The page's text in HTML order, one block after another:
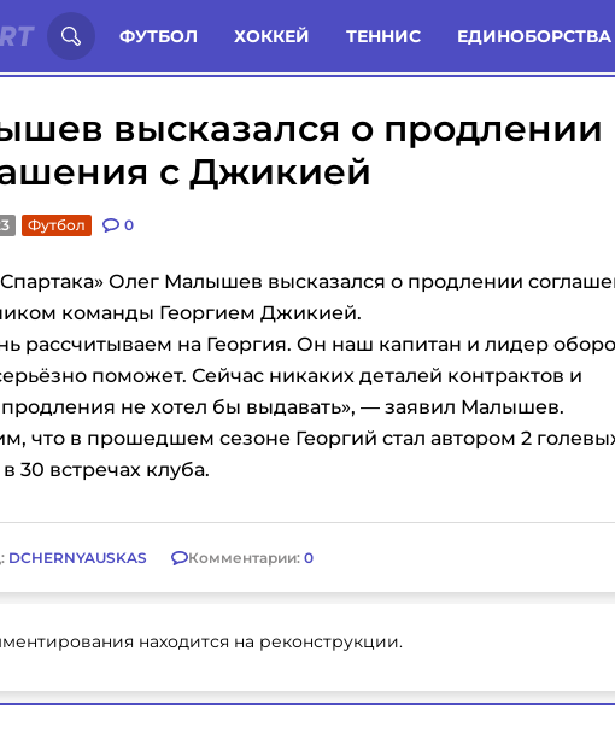
ФУТБОЛ ХОККЕЙ ТЕННИС ЕДИНОБОРСТВА
о спорте России: Статьи Комменты Новости
высказался о продлении
с Джикией
Футбол 0
Олег Малышев высказался о продлении
команды Георгием Джикией.
рассчитываем на Георгия. Он наш капитан и лидер
поможет. Сейчас никаких деталей контрактов и
не хотел бы выдавать», — заявил Малышев.
что в прошедшем сезоне Георгий стал автором 2
30 встречах клуба.
DCHERNYAUSKAS Комментарии: 0
находится на реконструкции.